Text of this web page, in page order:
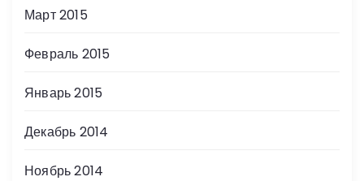
Март 2015
Февраль 2015
Январь 2015
Декабрь 2014
Ноябрь 2014